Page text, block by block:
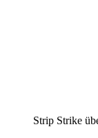
Strip Strike